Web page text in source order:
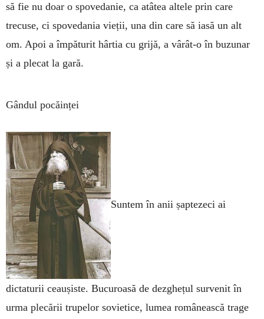
să fie nu doar o spovedanie, ca atâtea altele prin care
trecuse, ci spovedania vieții, una din care să iasă un alt
om. Apoi a împăturit hârtia cu grijă, a vârât-o în buzunar
și a plecat la gară.
Gândul pocăinței
Suntem în anii șaptezeci ai
dictaturii ceaușiste. Bucuroasă de dezghețul survenit în
urma plecării trupelor sovietice, lumea românească trage